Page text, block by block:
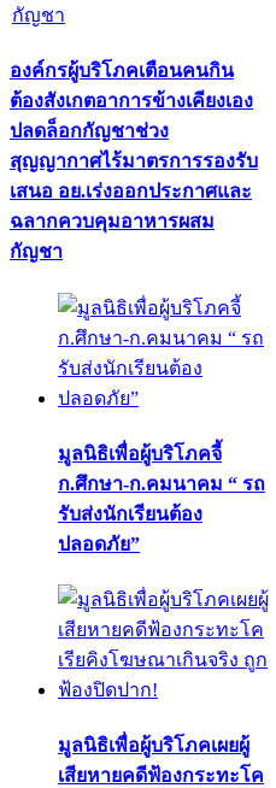
องค์กรผู้บริโภคเตือนคนกิน
ต้องสังเกตอาการข้างเคียงเอง
ปลดล็อกกัญชาช่วง
สุญญากาศไร้มาตรการรองรับ
เสนอ อย.เร่งออกประกาศและ
ฉลากควบคุมอาหารผสม
กัญชา
มูลนิธิเพื่อผู้บริโภคจี้
ก.ศึกษา-ก.คมนาคม “ รถ
รับส่งนักเรียนต้อง
ปลอดภัย”
มูลนิธิเพื่อผู้บริโภคเผยผู้
เสียหายคดีฟ้องกระทะโค